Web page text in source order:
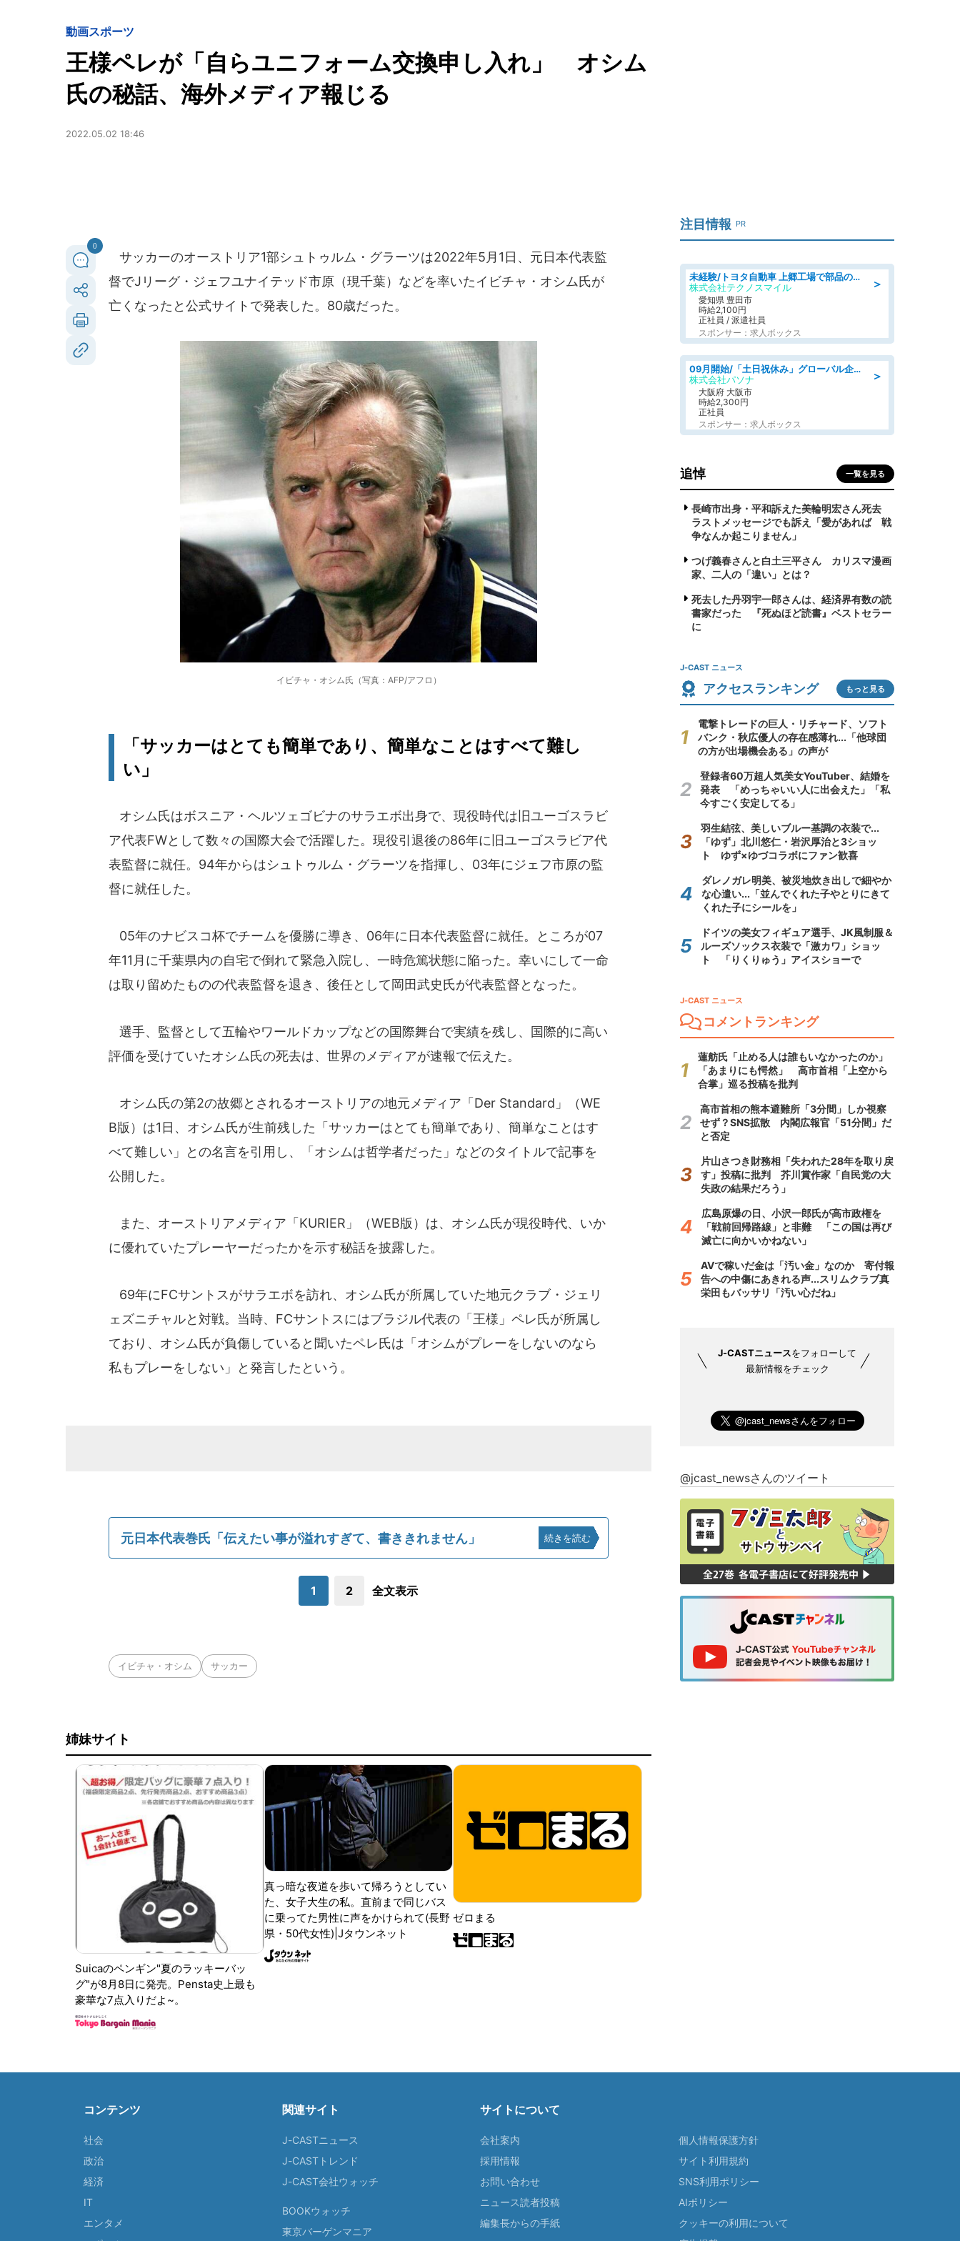
動画スポーツ
王様ペレが「自らユニフォーム交換申し入れ」 オシム
氏の秘話、海外メディア報じる
2022.05.02 18:46
0
サッカーのオーストリア1部シュトゥルム・グラーツは2022年5月1日、元日本代表監
督でJリーグ・ジェフユナイテッド市原（現千葉）などを率いたイビチャ・オシム氏が
亡くなったと公式サイトで発表した。80歳だった。
イビチャ・オシム氏（写真：AFP/アフロ）
「サッカーはとても簡単であり、簡単なことはすべて難し
い」
オシム氏はボスニア・ヘルツェゴビナのサラエボ出身で、現役時代は旧ユーゴスラビ
ア代表FWとして数々の国際大会で活躍した。現役引退後の86年に旧ユーゴスラビア代
表監督に就任。94年からはシュトゥルム・グラーツを指揮し、03年にジェフ市原の監
督に就任した。
05年のナビスコ杯でチームを優勝に導き、06年に日本代表監督に就任。ところが07
年11月に千葉県内の自宅で倒れて緊急入院し、一時危篤状態に陥った。幸いにして一命
は取り留めたものの代表監督を退き、後任として岡田武史氏が代表監督となった。
選手、監督として五輪やワールドカップなどの国際舞台で実績を残し、国際的に高い
評価を受けていたオシム氏の死去は、世界のメディアが速報で伝えた。
オシム氏の第2の故郷とされるオーストリアの地元メディア「Der Standard」（WE
B版）は1日、オシム氏が生前残した「サッカーはとても簡単であり、簡単なことはす
べて難しい」との名言を引用し、「オシムは哲学者だった」などのタイトルで記事を
公開した。
また、オーストリアメディア「KURIER」（WEB版）は、オシム氏が現役時代、いか
に優れていたプレーヤーだったかを示す秘話を披露した。
69年にFCサントスがサラエボを訪れ、オシム氏が所属していた地元クラブ・ジェリ
ェズニチャルと対戦。当時、FCサントスにはブラジル代表の「王様」ペレ氏が所属し
ており、オシム氏が負傷していると聞いたペレ氏は「オシムがプレーをしないのなら
私もプレーをしない」と発言したという。
元日本代表巻氏「伝えたい事が溢れすぎて、書ききれません」 続きを読む
1 2 全文表示
イビチャ・オシム サッカー
姉妹サイト
Suicaのペンギン"夏のラッキーバッ
グ"が8月8日に発売。Pensta史上最も
豪華な7点入りだよ~。
真っ暗な夜道を歩いて帰ろうとしてい
た、女子大生の私。直前まで同じバス
に乗ってた男性に声をかけられて(長野
県・50代女性)|Jタウンネット
ゼロまる
注目情報 PR
＞
未経験/トヨタ自動車 上郷工場で部品の運搬作業/tutumi
株式会社テクノスマイル
愛知県 豊田市
時給2,100円
正社員 / 派遣社員
スポンサー：求人ボックス
＞
09月開始/「土日祝休み」グローバル企業での産業保健のお仕事/保健師/高時給/残業なし/服装自由
株式会社パソナ
大阪府 大阪市
時給2,300円
正社員
スポンサー：求人ボックス
追悼 一覧を見る
長崎市出身・平和訴えた美輪明宏さん死去
ラストメッセージでも訴え「愛があれば 戦
争なんか起こりません」
つげ義春さんと白土三平さん カリスマ漫画
家、二人の「違い」とは？
死去した丹羽宇一郎さんは、経済界有数の読
書家だった 『死ぬほど読書』ベストセラー
に
J-CAST ニュース
アクセスランキング もっと見る
電撃トレードの巨人・リチャード、ソフト
バンク・秋広優人の存在感薄れ...「他球団
の方が出場機会ある」の声が
登録者60万超人気美女YouTuber、結婚を
発表 「めっちゃいい人に出会えた」「私
今すごく安定してる」
羽生結弦、美しいブルー基調の衣装で...
「ゆず」北川悠仁・岩沢厚治と3ショッ
ト ゆず×ゆづコラボにファン歓喜
ダレノガレ明美、被災地炊き出しで細やか
な心遣い...「並んでくれた子やとりにきて
くれた子にシールを」
ドイツの美女フィギュア選手、JK風制服＆
ルーズソックス衣装で「激カワ」ショッ
ト 「りくりゅう」アイスショーで
J-CAST ニュース
コメントランキング
蓮舫氏「止める人は誰もいなかったのか」
「あまりにも愕然」 高市首相「上空から
合掌」巡る投稿を批判
高市首相の熊本避難所「3分間」しか視察
せず？SNS拡散 内閣広報官「51分間」だ
と否定
片山さつき財務相「失われた28年を取り戻
す」投稿に批判 芥川賞作家「自民党の大
失政の結果だろう」
広島原爆の日、小沢一郎氏が高市政権を
「戦前回帰路線」と非難 「この国は再び
滅亡に向かいかねない」
AVで稼いだ金は「汚い金」なのか 寄付報
告への中傷にあきれる声...スリムクラブ真
栄田もバッサリ「汚い心だね」
J-CASTニュースをフォローして
最新情報をチェック
@jcast_newsさんのツイート
コンテンツ
社会
政治
経済
IT
エンタメ
関連サイト
J-CASTニュース
J-CASTトレンド
J-CAST会社ウォッチ
BOOKウォッチ
東京バーゲンマニア
サイトについて
会社案内
採用情報
お問い合わせ
ニュース読者投稿
編集長からの手紙
個人情報保護方針
サイト利用規約
SNS利用ポリシー
AIポリシー
クッキーの利用について